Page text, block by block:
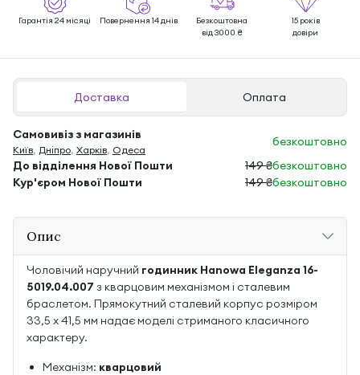
Гарантія 24 місяці Повернення 14 днів
Безкоштовна
від 3000 ₴
15 років
довіри
Доставка Оплата
Самовивіз з магазинів
Київ, Дніпро, Харків, Одеса
безкоштовно
До відділення Нової Пошти
149 ₴безкоштовно
Кур'єром Нової Пошти
149 ₴безкоштовно
Опис
Чоловічий наручний годинник Hanowa Eleganza 16-
5019.04.007 з кварцовим механізмом і сталевим
браслетом. Прямокутний сталевий корпус розміром
33,5 x 41,5 мм надає моделі стриманого класичного
характеру.
Механізм: кварцовий